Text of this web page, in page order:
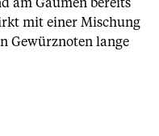
am Gaumen bereits
mit einer Mischung
Gewürznoten lange